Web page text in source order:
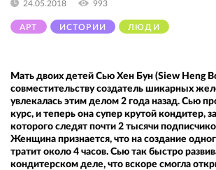
АРТ ИСТОРИИ ЛЮДИ
24.05.2018 993
Мать двоих детей Сью Хен Бун (Siew Heng
совместительству создатель шикарных
увлекалась этим делом 2 года назад. Сью
курс, и теперь она супер крутой кондитер,
которого следят почти 2 тысячи
Женщина признается, что на создание
тратит около 4 часов. Сью так быстро
кондитерском деле, что вскоре смогла